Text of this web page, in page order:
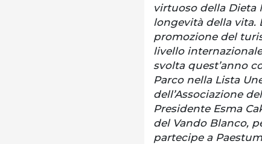
virtuoso della Dieta
longevità della vita.
promozione del
livello
svolta quest’anno
Parco nella Lista
dell’Associazione
Presidente Esma
del Vando Blanco,
partecipe a